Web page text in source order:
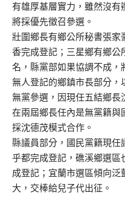
有雄厚基層實力，雖然沒有
將採優先徵召參選。
壯圍鄉長有鄉公所秘書張家
香完成登記；三星鄉有鄉公
名，縣黨部如果協調不成，
無人登記的鄉鎮市長部分
無黨參選，因現任五結鄉
在兩屆鄉長任內是無黨籍
採沈德茂模式合作。
縣議員部分，國民黨籍現
乎都完成登記，礁溪鄉選
成登記；宜蘭市選區傾向
大，交棒給兒子代出征。